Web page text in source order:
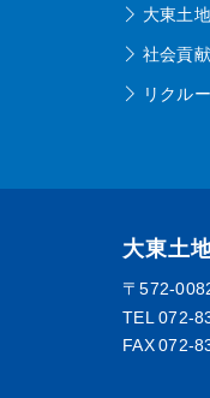
大東土
社会貢献
リクル
大東土
〒572-
TEL 072-
FAX 072-